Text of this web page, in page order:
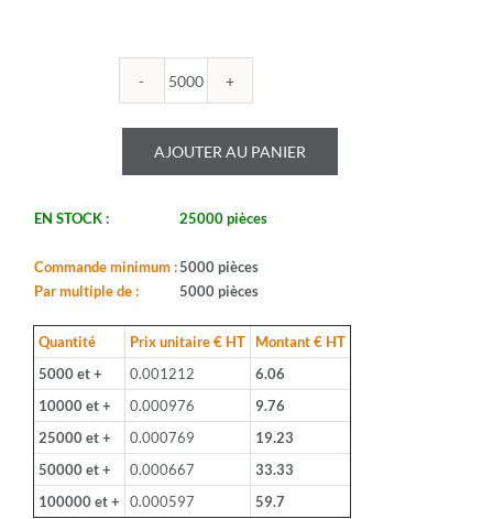
quantité
ROYALOHM
-
R0603B
1%
Boitier:
0603
Valeur:
261Kohm
-
Tol.:
1%
-
Puis.:
1/10W-
S
AJOUTER AU PANIER
EN STOCK : 25000 pièces
Commande minimum :5000 pièces
Par multiple de :
5000 pièces
Quantité Prix unitaire € HT
Montant € HT
5000 et +
0.001212
6.06
10000 et +
0.000976
9.76
25000 et +
0.000769
19.23
50000 et +
0.000667
33.33
100000 et +
0.000597 59.7